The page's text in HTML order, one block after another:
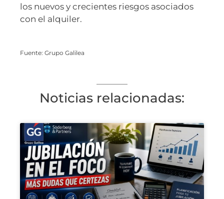
los nuevos y crecientes riesgos asociados
con el alquiler.
Fuente: Grupo Galilea
Noticias relacionadas: